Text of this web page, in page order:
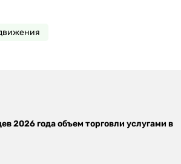
2026 года объем торговли услугами в